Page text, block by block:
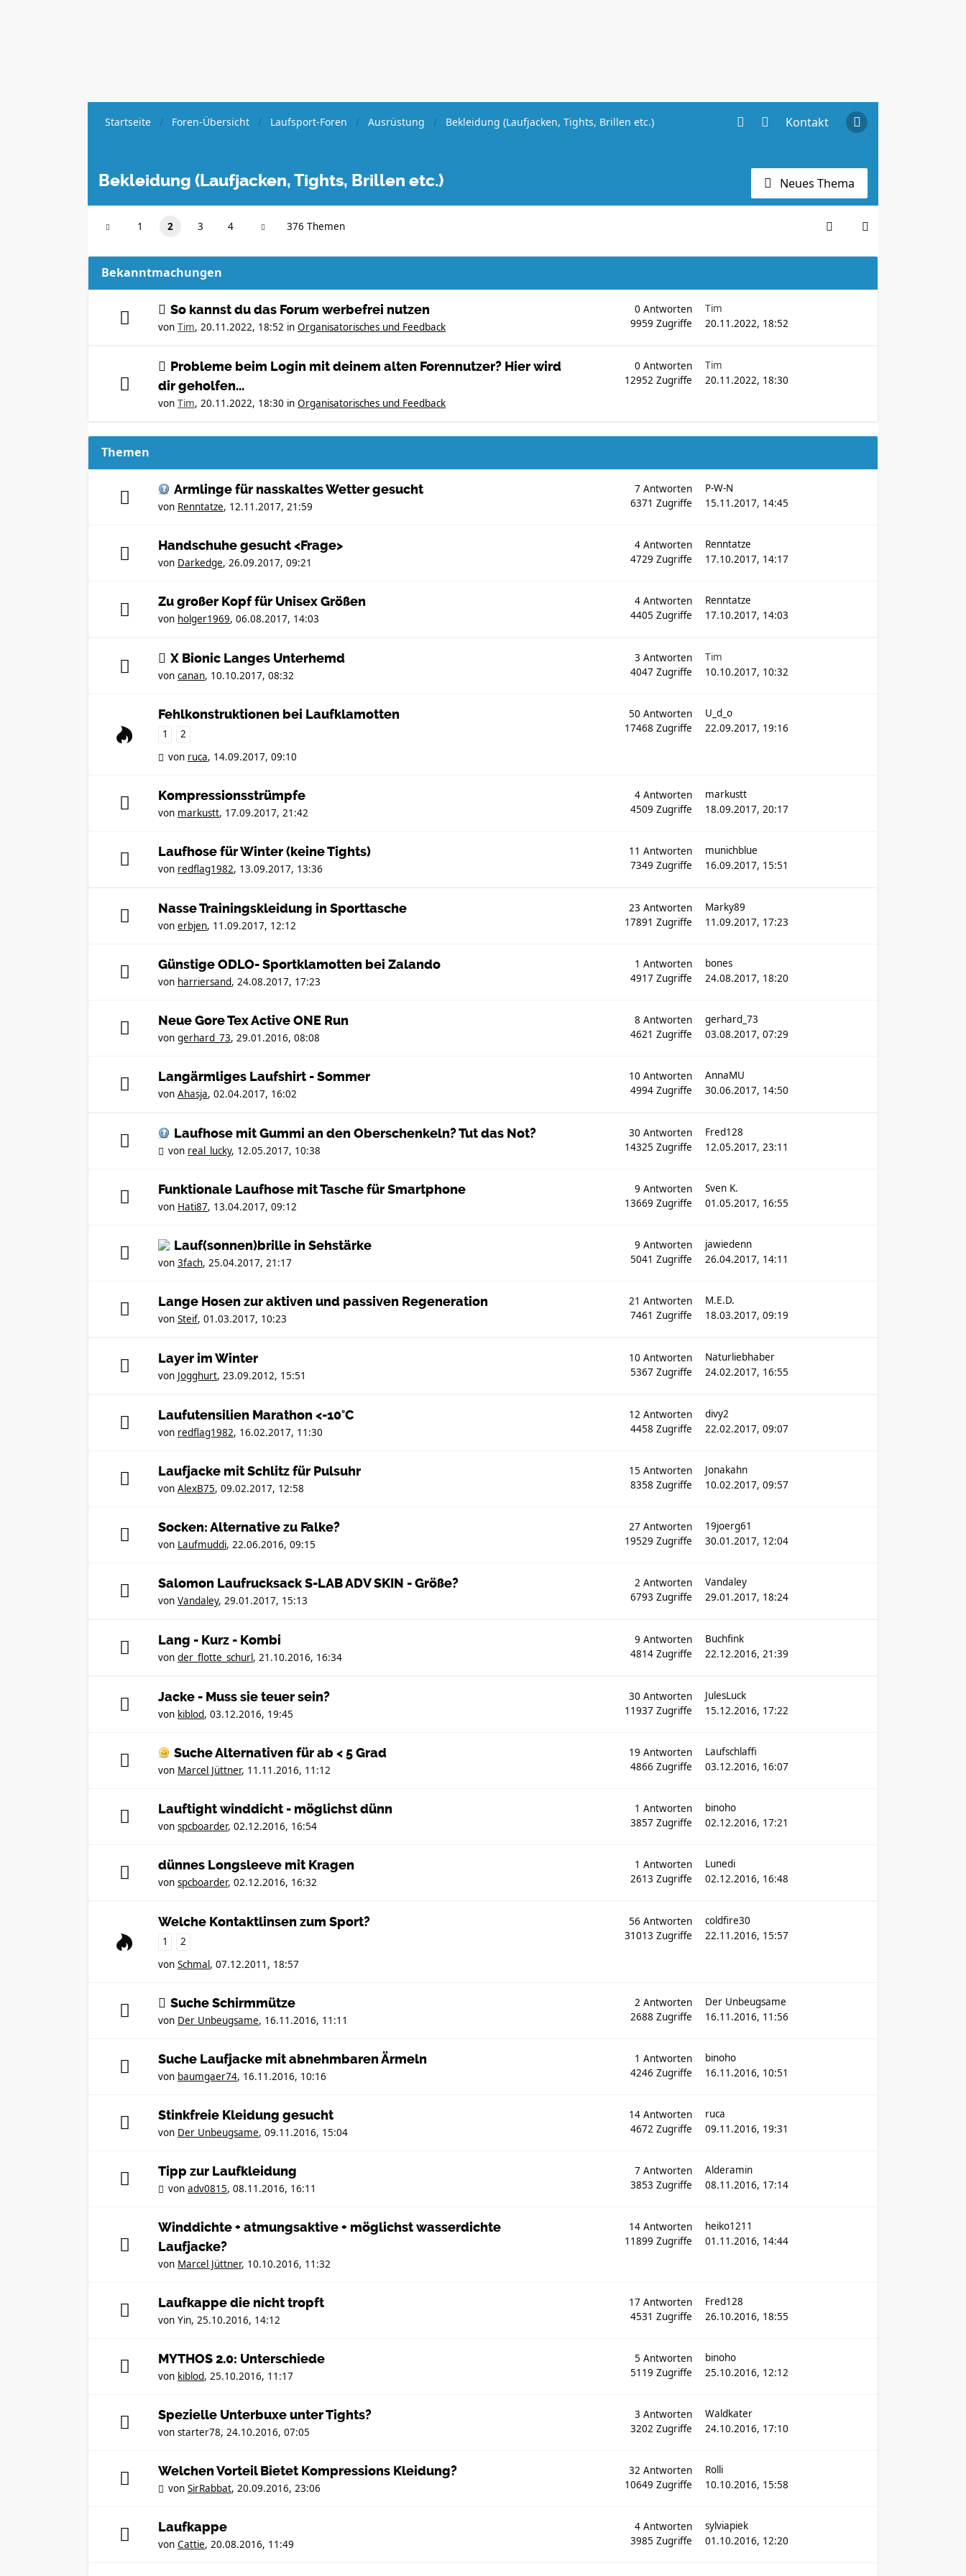
Kontakt
Startseite Foren-Übersicht Laufsport-Foren Ausrüstung Bekleidung (Laufjacken, Tights, Brillen etc.)
Bekleidung (Laufjacken, Tights, Brillen etc.) Neues Thema
1 2 3 4 376 Themen
Bekanntmachungen
So kannst du das Forum werbefrei nutzen
von Tim, 20.11.2022, 18:52 in Organisatorisches und Feedback
0Antworten
9959Zugriffe
Tim
20.11.2022, 18:52
Probleme beim Login mit deinem alten Forennutzer? Hier wird
dir geholfen...
von Tim, 20.11.2022, 18:30 in Organisatorisches und Feedback
0Antworten
12952Zugriffe
Tim
20.11.2022, 18:30
Themen
Armlinge für nasskaltes Wetter gesucht
von Renntatze, 12.11.2017, 21:59
7Antworten
6371Zugriffe
P-W-N
15.11.2017, 14:45
Handschuhe gesucht <Frage>
von Darkedge, 26.09.2017, 09:21
4Antworten
4729Zugriffe
Renntatze
17.10.2017, 14:17
Zu großer Kopf für Unisex Größen
von holger1969, 06.08.2017, 14:03
4Antworten
4405Zugriffe
Renntatze
17.10.2017, 14:03
X Bionic Langes Unterhemd
von canan, 10.10.2017, 08:32
3Antworten
4047Zugriffe
Tim
10.10.2017, 10:32
Fehlkonstruktionen bei Laufklamotten
1
2
von ruca, 14.09.2017, 09:10
50Antworten
17468Zugriffe
U_d_o
22.09.2017, 19:16
Kompressionsstrümpfe
von markustt, 17.09.2017, 21:42
4Antworten
4509Zugriffe
markustt
18.09.2017, 20:17
Laufhose für Winter (keine Tights)
von redflag1982, 13.09.2017, 13:36
11Antworten
7349Zugriffe
munichblue
16.09.2017, 15:51
Nasse Trainingskleidung in Sporttasche
von erbjen, 11.09.2017, 12:12
23Antworten
17891Zugriffe
Marky89
11.09.2017, 17:23
Günstige ODLO- Sportklamotten bei Zalando
von harriersand, 24.08.2017, 17:23
1Antworten
4917Zugriffe
bones
24.08.2017, 18:20
Neue Gore Tex Active ONE Run
von gerhard_73, 29.01.2016, 08:08
8Antworten
4621Zugriffe
gerhard_73
03.08.2017, 07:29
Langärmliges Laufshirt - Sommer
von Ahasja, 02.04.2017, 16:02
10Antworten
4994Zugriffe
AnnaMU
30.06.2017, 14:50
Laufhose mit Gummi an den Oberschenkeln? Tut das Not?
von real_lucky, 12.05.2017, 10:38
30Antworten
14325Zugriffe
Fred128
12.05.2017, 23:11
Funktionale Laufhose mit Tasche für Smartphone
von Hati87, 13.04.2017, 09:12
9Antworten
13669Zugriffe
Sven K.
01.05.2017, 16:55
Lauf(sonnen)brille in Sehstärke
von 3fach, 25.04.2017, 21:17
9Antworten
5041Zugriffe
jawiedenn
26.04.2017, 14:11
Lange Hosen zur aktiven und passiven Regeneration
von Steif, 01.03.2017, 10:23
21Antworten
7461Zugriffe
M.E.D.
18.03.2017, 09:19
Layer im Winter
von Jogghurt, 23.09.2012, 15:51
10Antworten
5367Zugriffe
Naturliebhaber
24.02.2017, 16:55
Laufutensilien Marathon <-10°C
von redflag1982, 16.02.2017, 11:30
12Antworten
4458Zugriffe
divy2
22.02.2017, 09:07
Laufjacke mit Schlitz für Pulsuhr
von AlexB75, 09.02.2017, 12:58
15Antworten
8358Zugriffe
Jonakahn
10.02.2017, 09:57
Socken: Alternative zu Falke?
von Laufmuddi, 22.06.2016, 09:15
27Antworten
19529Zugriffe
19joerg61
30.01.2017, 12:04
Salomon Laufrucksack S-LAB ADV SKIN - Größe?
von Vandaley, 29.01.2017, 15:13
2Antworten
6793Zugriffe
Vandaley
29.01.2017, 18:24
Lang - Kurz - Kombi
von der_flotte_schurl, 21.10.2016, 16:34
9Antworten
4814Zugriffe
Buchfink
22.12.2016, 21:39
Jacke - Muss sie teuer sein?
von kiblod, 03.12.2016, 19:45
30Antworten
11937Zugriffe
JulesLuck
15.12.2016, 17:22
Suche Alternativen für ab < 5 Grad
von Marcel Jüttner, 11.11.2016, 11:12
19Antworten
4866Zugriffe
Laufschlaffi
03.12.2016, 16:07
Lauftight winddicht - möglichst dünn
von spcboarder, 02.12.2016, 16:54
1Antworten
3857Zugriffe
binoho
02.12.2016, 17:21
dünnes Longsleeve mit Kragen
von spcboarder, 02.12.2016, 16:32
1Antworten
2613Zugriffe
Lunedi
02.12.2016, 16:48
Welche Kontaktlinsen zum Sport?
1
2
von Schmal, 07.12.2011, 18:57
56Antworten
31013Zugriffe
coldfire30
22.11.2016, 15:57
Suche Schirmmütze
von Der Unbeugsame, 16.11.2016, 11:11
2Antworten
2688Zugriffe
Der Unbeugsame
16.11.2016, 11:56
Suche Laufjacke mit abnehmbaren Ärmeln
von baumgaer74, 16.11.2016, 10:16
1Antworten
4246Zugriffe
binoho
16.11.2016, 10:51
Stinkfreie Kleidung gesucht
von Der Unbeugsame, 09.11.2016, 15:04
14Antworten
4672Zugriffe
ruca
09.11.2016, 19:31
Tipp zur Laufkleidung
von adv0815, 08.11.2016, 16:11
7Antworten
3853Zugriffe
Alderamin
08.11.2016, 17:14
Winddichte + atmungsaktive + möglichst wasserdichte
Laufjacke?
von Marcel Jüttner, 10.10.2016, 11:32
14Antworten
11899Zugriffe
heiko1211
01.11.2016, 14:44
Laufkappe die nicht tropft
von Yin, 25.10.2016, 14:12
17Antworten
4531Zugriffe
Fred128
26.10.2016, 18:55
MYTHOS 2.0: Unterschiede
von kiblod, 25.10.2016, 11:17
5Antworten
5119Zugriffe
binoho
25.10.2016, 12:12
Spezielle Unterbuxe unter Tights?
von starter78, 24.10.2016, 07:05
3Antworten
3202Zugriffe
Waldkater
24.10.2016, 17:10
Welchen Vorteil Bietet Kompressions Kleidung?
von SirRabbat, 20.09.2016, 23:06
32Antworten
10649Zugriffe
Rolli
10.10.2016, 15:58
Laufkappe
von Cattie, 20.08.2016, 11:49
4Antworten
3985Zugriffe
sylviapiek
01.10.2016, 12:20